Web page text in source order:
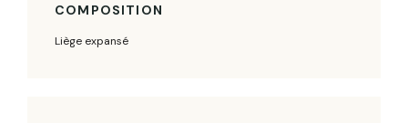
COMPOSITION
Liège expansé